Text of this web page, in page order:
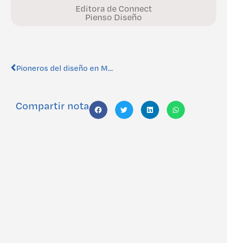
Editora de Connect
Pienso Diseño
Pioneros del diseño en Mendoza
Compartir nota